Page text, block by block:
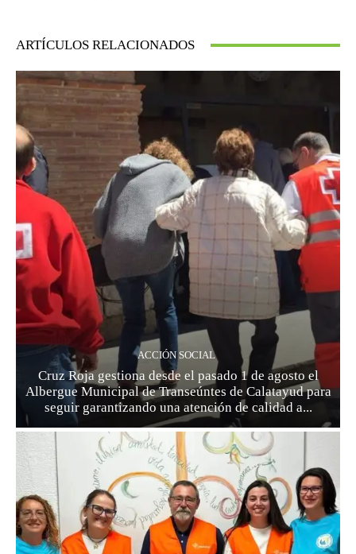
ARTÍCULOS RELACIONADOS
ACCIÓN SOCIAL
Cruz Roja gestiona desde el pasado 1 de agosto el
Albergue Municipal de Transeúntes de Calatayud para
seguir garantizando una atención de calidad a...